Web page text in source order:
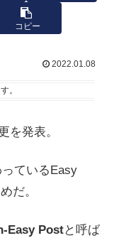
コピー
2022.01.08
。
を発表。
ているEasy
だ。
Easy Postと呼ば